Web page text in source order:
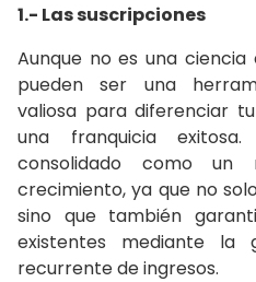
1.- Las suscripciones
Aunque no es una ciencia
pueden ser una
valiosa para diferenciar
una franquicia
consolidado como
crecimiento, ya que no
sino que también
existentes mediante la
recurrente de ingresos.